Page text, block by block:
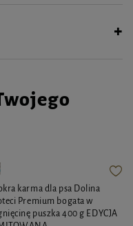
karma dla psa Dolina
Premium bogata w
puszka 400 g EDYCJA